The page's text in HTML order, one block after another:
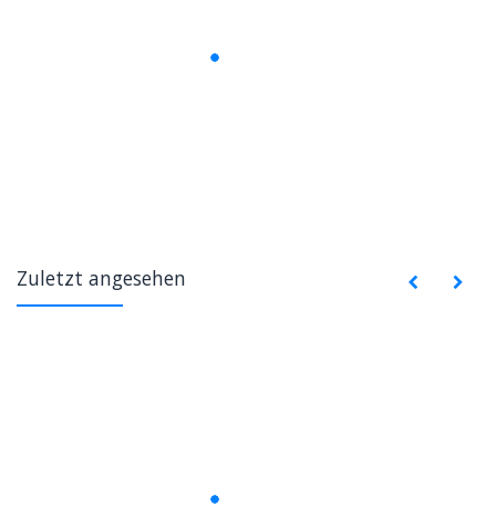
Zuletzt angesehen